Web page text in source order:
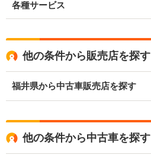
各種サービス
他の条件から販売店を探す
福井県から中古車販売店を探す
他の条件から中古車を探す